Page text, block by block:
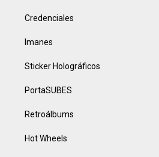
Credenciales
Imanes
Sticker Holográficos
PortaSUBES
Retroálbums
Hot Wheels